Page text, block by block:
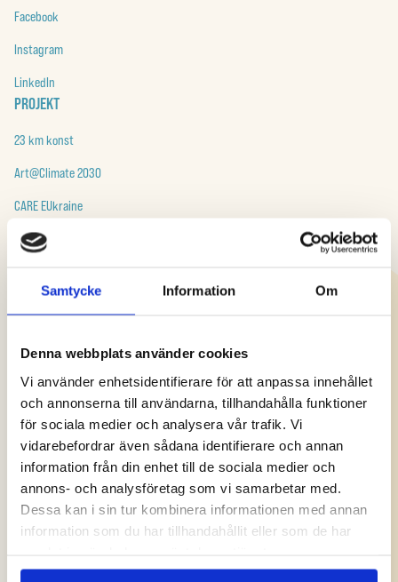
Samtycke Information Om
Denna webbplats använder cookies
Vi använder enhetsidentifierare för att anpassa innehållet
och annonserna till användarna, tillhandahålla funktioner
för sociala medier och analysera vår trafik. Vi
vidarebefordrar även sådana identifierare och annan
information från din enhet till de sociala medier och
annons- och analysföretag som vi samarbetar med.
Dessa kan i sin tur kombinera informationen med annan
information som du har tillhandahållit eller som de har
Facebook
Instagram
LinkedIn
PROJEKT
23 km konst
Art@Climate 2030
CARE EUkraine
Cool Green Deal
RESURSER
art@climate 2030